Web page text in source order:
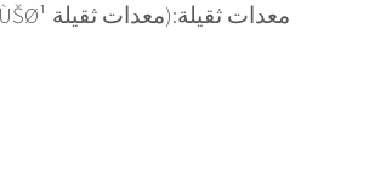
معدات ثقيلة:(معدات ثقيلة Ù„Ù„Ø¨ÙŠØ¹),(معدات ثقيلة Ù…Ø·Ù„ÙˆØ¨Ù‡),(معدات ثقيلة Ù„Ù„Ø£Ø¬Ø§Ø±),(معدات ثقيلة Ø£Ø®Ø±Ù‰..)